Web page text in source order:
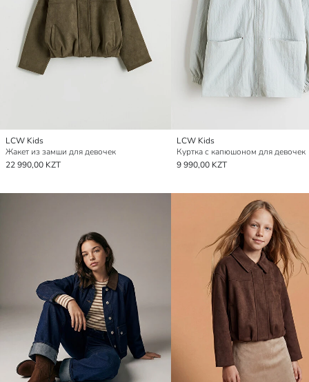
LCW Kids
Жакет из замши для девочек
22 990,00 KZT
LCW Kids
Куртка с капюшоном для девочек
9 990,00 KZT